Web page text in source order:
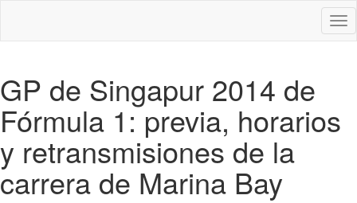
GP de Singapur 2014 de
Fórmula 1: previa, horarios
y retransmisiones de la
carrera de Marina Bay